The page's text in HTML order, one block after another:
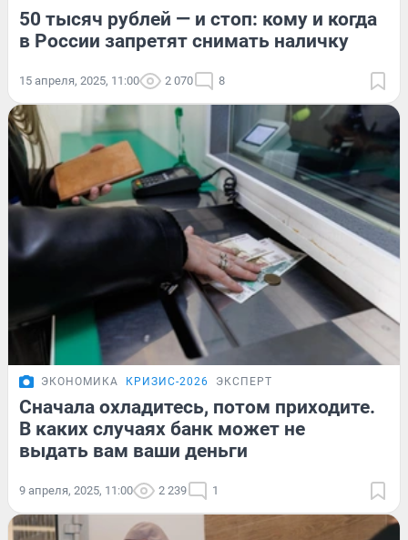
50 тысяч рублей — и стоп: кому и когда
в России запретят снимать наличку
15 апреля, 2025, 11:00 2 070 8
ЭКОНОМИКА КРИЗИС-2026 ЭКСПЕРТ
Сначала охладитесь, потом приходите.
В каких случаях банк может не
выдать вам ваши деньги
9 апреля, 2025, 11:00 2 239 1